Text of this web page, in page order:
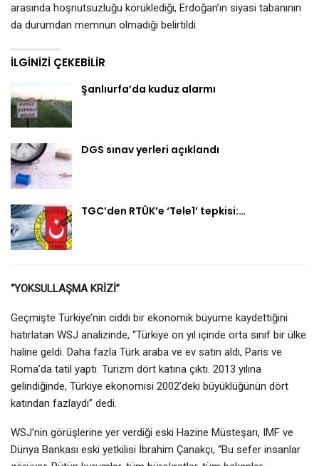
arasında hoşnutsuzluğu körüklediği, Erdoğan’ın siyasi tabanının
da durumdan memnun olmadığı belirtildi.
İLGINIZI ÇEKEBILIR
Şanlıurfa’da kuduz alarmı
DGS sınav yerleri açıklandı
TGC’den RTÜK’e ‘Tele1’ tepkisi:…
“YOKSULLAŞMA KRİZİ”
Geçmişte Türkiye’nin ciddi bir ekonomik büyüme kaydettiğini
hatırlatan WSJ analizinde, “Türkiye on yıl içinde orta sınıf bir ülke
haline geldi. Daha fazla Türk araba ve ev satın aldı, Paris ve
Roma’da tatil yaptı. Turizm dört katına çıktı. 2013 yılına
gelindiğinde, Türkiye ekonomisi 2002’deki büyüklüğünün dört
katından fazlaydı” dedi.
WSJ’nin görüşlerine yer verdiği eski Hazine Müsteşarı, IMF ve
Dünya Bankası eski yetkilisi İbrahim Çanakçı, “Bu sefer insanlar